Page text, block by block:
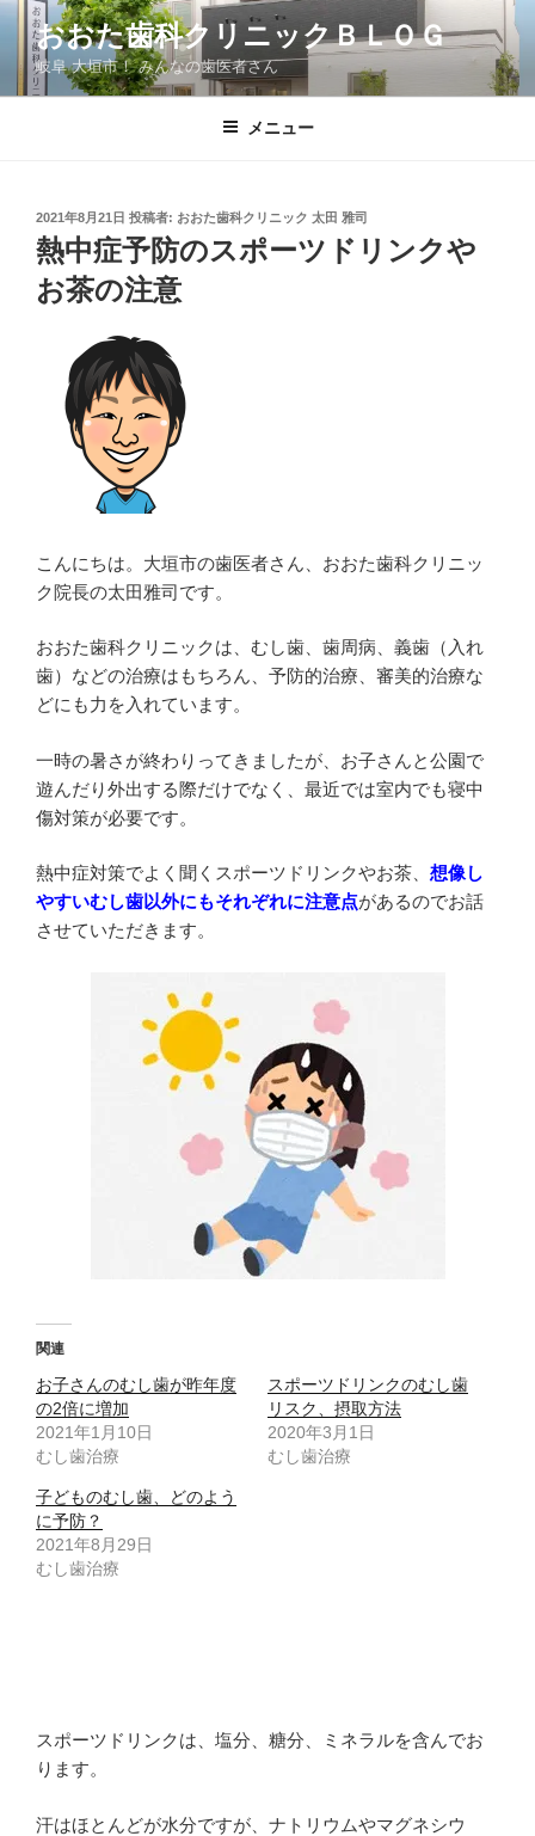
コ
ン
おおた歯科クリニックＢＬＯＧ
岐阜 大垣市！ みんなの歯医者さん
メニュー
投
稿
日:
2021年8月21日 投稿者: おおた歯科クリニック 太田 雅司
熱中症予防のスポーツドリンクや
お茶の注意
こんにちは。大垣市の歯医者さん、おおた歯科クリニッ
ク院長の太田雅司です。
おおた歯科クリニックは、むし歯、歯周病、義歯（入れ
歯）などの治療はもちろん、予防的治療、審美的治療な
どにも力を入れています。
一時の暑さが終わりってきましたが、お子さんと公園で
遊んだり外出する際だけでなく、最近では室内でも寝中
傷対策が必要です。
熱中症対策でよく聞くスポーツドリンクやお茶、 想像し
やすいむし歯以外にもそれぞれに注意点があるのでお話
させていただきます。
関連
お子さんのむし歯が昨年度
の2倍に増加
2021年1月10日
むし歯治療
スポーツドリンクのむし歯
リスク、摂取方法
2020年3月1日
むし歯治療
子どものむし歯、どのよう
に予防？
2021年8月29日
むし歯治療
スポーツドリンクは、塩分、糖分、ミネラルを含んでお
ります。
汗はほとんどが水分ですが、ナトリウムやマグネシウ